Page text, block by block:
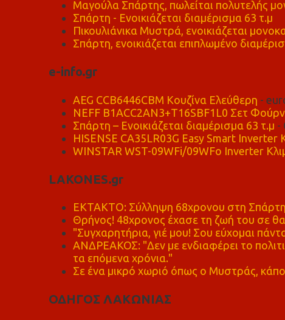
Μαγούλα Σπάρτης, πωλείται πολυτελής
Σπάρτη - Ενοικιάζεται διαμέρισμα 63 τ.μ
Πικουλιάνικα Μυστρά, ενοικιάζεται
Σπάρτη, ενοικιάζεται επιπλωμένο
e-info.gr
AEG CCB6446CBM Κουζίνα Ελεύθερη -
NEFF B1ACC2AN3+T16SBF1L0 Σετ
Σπάρτη – Ενοικιάζεται διαμέρισμα 63 τ.μ -
HISENSE CA35LR03G Easy Smart Inverter
WINSTAR WST-09WFi/09WFo Inverter
LAKONES.gr
ΕΚΤΑΚΤΟ: Σύλληψη 68χρονου στη Σπάρτη
Θρήνος! 48χρονος έχασε τη ζωή του σε
"Συγχαρητήρια, γιέ μου! Σου εύχομαι
ΑΝΔΡΕΑΚΟΣ: "Δεν με ενδιαφέρει το
τα επόμενα χρόνια."
Σε ένα μικρό χωριό όπως ο Μυστράς,
ΟΔΗΓΟΣ ΛΑΚΩΝΙΑΣ